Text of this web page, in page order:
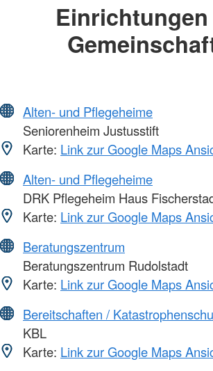
Alten- und Pflegeheime
Seniorenheim Justusstift
Karte: Link zur Google Maps
Alten- und Pflegeheime
DRK Pflegeheim Haus
Karte: Link zur Google Maps
Beratungszentrum
Beratungszentrum Rudolstadt
Karte: Link zur Google Maps
Bereitschaften /
KBL
Karte: Link zur Google Maps